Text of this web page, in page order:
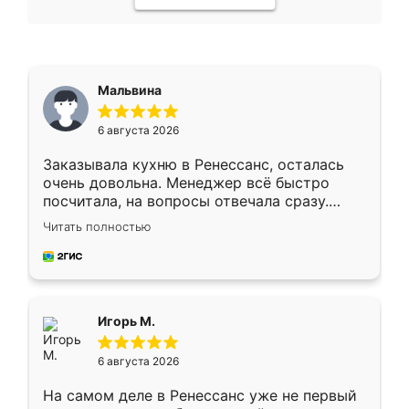
Мальвина
6 августа 2026
Заказывала кухню в Ренессанс, осталась
очень довольна. Менеджер всё быстро
посчитала, на вопросы отвечала сразу.
Замерщик приехал в субботу, подошёл к
делу со всей ответственностью. Собрали
за день, ребята работали аккуратно, даже
Читать полностью
Игорь М.
6 августа 2026
На самом деле в Ренессанс уже не первый